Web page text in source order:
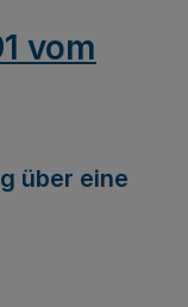
vom
über eine